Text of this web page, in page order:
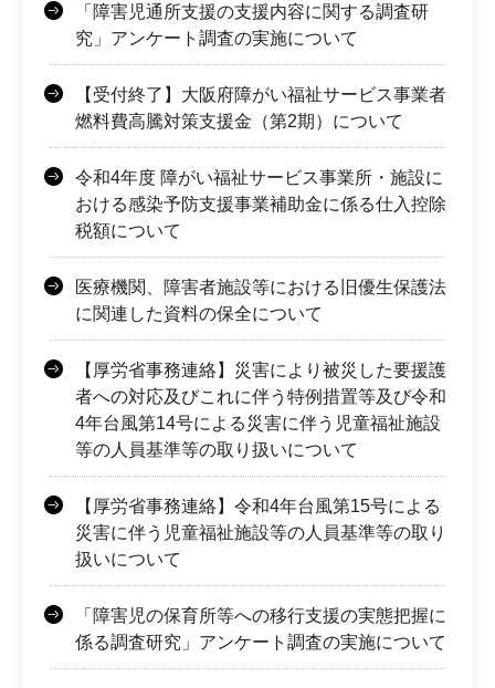
「障害児通所支援の支援内容に関する調査研
究」アンケート調査の実施について
【受付終了】大阪府障がい福祉サービス事業者
燃料費高騰対策支援金（第2期）について
令和4年度 障がい福祉サービス事業所・施設に
おける感染予防支援事業補助金に係る仕入控除
税額について
医療機関、障害者施設等における旧優生保護法
に関連した資料の保全について
【厚労省事務連絡】災害により被災した要援護
者への対応及びこれに伴う特例措置等及び令和
4年台風第14号による災害に伴う児童福祉施設
等の人員基準等の取り扱いについて
【厚労省事務連絡】令和4年台風第15号による
災害に伴う児童福祉施設等の人員基準等の取り
扱いについて
「障害児の保育所等への移行支援の実態把握に
係る調査研究」アンケート調査の実施について